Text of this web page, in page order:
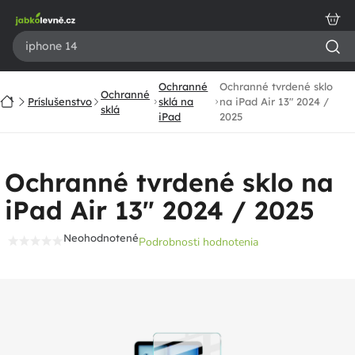
obsah
DomovPríslušenstvo
Ochranné
sklá
Ochranné
sklá na
iPad
Ochranné tvrdené sklo
na iPad Air 13" 2024 /
2025
Ochranné tvrdené sklo na
iPad Air 13" 2024 / 2025
NeohodnotenéPodrobnosti hodnotenia